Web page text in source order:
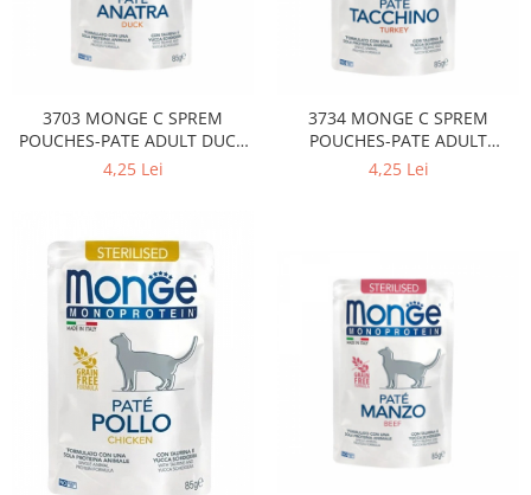
3703 MONGE C SPREM
POUCHES-PATE ADULT DUCK
85GR
4,25 Lei
3734 MONGE C SPREM
POUCHES-PATE ADULT
TURKEY 85GR
4,25 Lei